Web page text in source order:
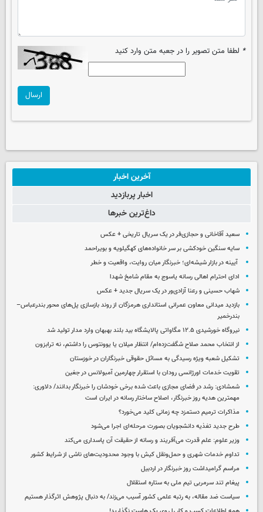
* لطفا متن تصویر را در جعبه متن وارد کنید
ارسال
آخرین اخبار
اخبار پربازدید
داغ‌ترین خبرها
سعید آقاخانی و حجازی‌فر در یک سریال تاریخی + عکس
سایه سنگین خودکشی بر سر خانواده‌های کهگیلویه و بویراحمد
آیینه در بازار شیشه‌ای؛ خبرنگار میان روایت، واقعیت و خطر
ادای احترام اهالی رسانه یاسوج به مقام شامخ شهدا
شهاب حسینی و رعنا آزادی‌ور در یک سریال جدید + عکس
بازدید میدانی معاون عمرانی استانداری هرمزگان از روند بازسازی پل‌های محور بندرعباس–
بندرخمیر
نیروگاه خورشیدی ۱۲.۵ مگاواتی پالایشگاه بید بلند بهبهان وارد مدار تولید شد
از انتخاب محمد صلاح شگفت‌زده‌ام/ انتظار میلان یا یوونتوس را داشتم، نه ترابزون
تشکیل شعبه ویژه رسیدگی به مسائل حقوقی خبرنگاران در خوزستان
تقویت خدمات اورژانسی رودان با استقرار چهارمین آمبولانس در جغین
شمشادی: رشد در فضای مجازی باعث شده برخی خودشان را خبرنگار بدانند/ دلاوری:
مهمترین هدیه‌ روز خبرنگار، اصلاح ساختار رسانه در ایران است
مذاکرات ترمیم دستمزد چه زمانی کلید می‌خورد؟
طرح جدید تغذیه دانشجویان بصورت مرحله‌ای اجرا می‌شود
وزیر علوم: علم قدرت می‌آفریند و رسانه از حقیقت آن پاسداری می‌کند
تداوم خدمات شهری و حمل‌ونقل کیش با وجود محدودیت‌های ناشی از شرایط کشور
مراسم گرامیداشت روز خبرنگار در اردبیل
پیغام تند سرمربی تیم ملی به ستاره استقلال
سیاست ضد مقاله، به رتبه علمی کشور آسیب می‌زند/ به دنبال پژوهش اثرگذار هستیم